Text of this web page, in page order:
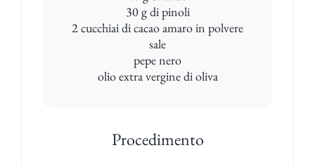
30 g di pinoli
2 cucchiai di cacao amaro in polvere
sale
pepe nero
olio extra vergine di oliva
Procedimento